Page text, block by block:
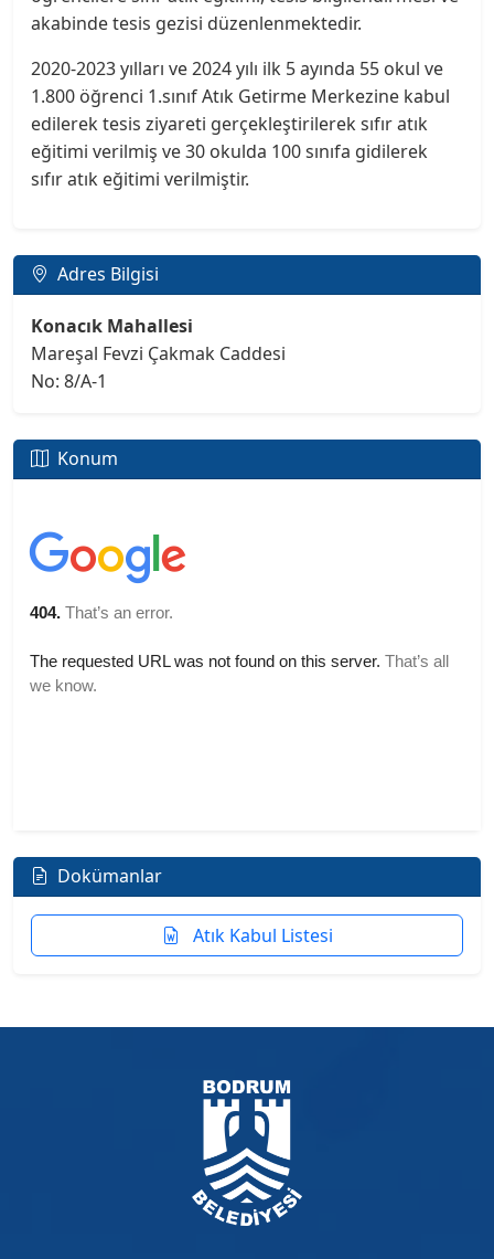
akabinde tesis gezisi düzenlenmektedir.
2020-2023 yılları ve 2024 yılı ilk 5 ayında 55 okul ve
1.800 öğrenci 1.sınıf Atık Getirme Merkezine kabul
edilerek tesis ziyareti gerçekleştirilerek sıfır atık
eğitimi verilmiş ve 30 okulda 100 sınıfa gidilerek
sıfır atık eğitimi verilmiştir.
Adres Bilgisi
Konacık Mahallesi
Mareşal Fevzi Çakmak Caddesi
No: 8/A-1
Konum
Dokümanlar
Atık Kabul Listesi